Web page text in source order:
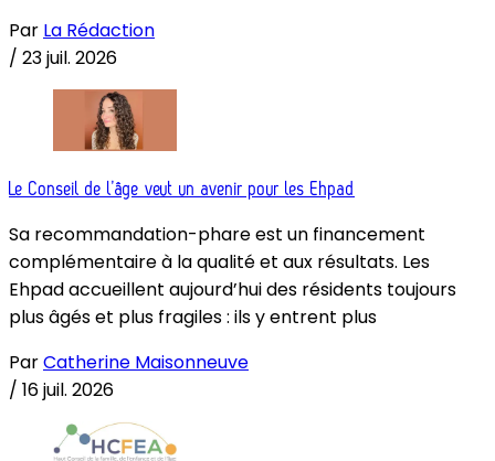
Par La Rédaction
/ 23 juil. 2026
Le Conseil de l’âge veut un avenir pour les Ehpad
Sa recommandation-phare est un financement
complémentaire à la qualité et aux résultats. Les
Ehpad accueillent aujourd’hui des résidents toujours
plus âgés et plus fragiles : ils y entrent plus
ParCatherine Maisonneuve
/ 16 juil. 2026